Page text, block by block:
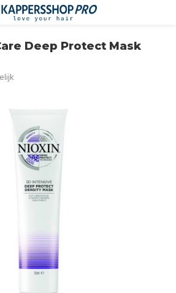
Deep Protect Mask